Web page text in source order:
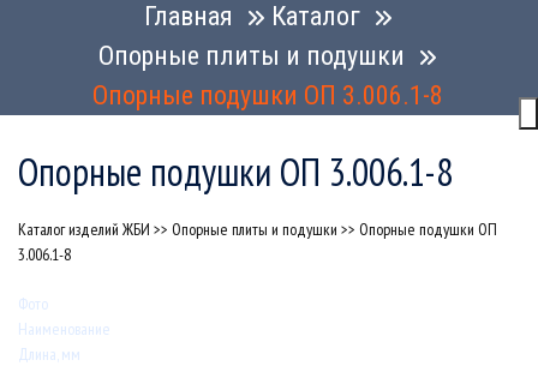
Главная
Каталог
Опорные плиты и подушки
Опорные подушки ОП 3.006.1-8
Опорные подушки ОП 3.006.1-8
Каталог изделий ЖБИ >> Опорные плиты и подушки >> Опорные подушки ОП
3.006.1-8
Фото
Наименование
Длина, мм